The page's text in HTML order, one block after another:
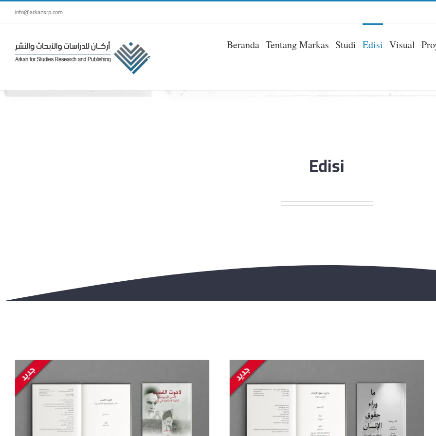
Skip
to
content
info@arkansrp.com
Beranda Tentang Markas Studi Edisi Visual
Edisi
Melampaui Hak Asasi Manusia:
Memperjuangkan Kebebasan
Kaisar Telanjang: Tentang Keniscayaan
Runtuhnya Negara-Bangsa